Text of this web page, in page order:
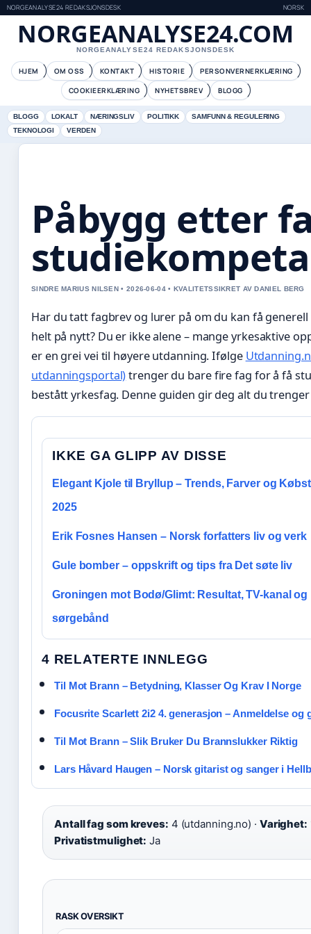
NORGEANALYSE24 REDAKSJONSDESK NORSK
NORGEANALYSE24.COM
NORGEANALYSE24 REDAKSJONSDESK
HJEM OM OSS KONTAKT HISTORIE
PERSONVERNERKLÆRING
COOKIEERKLÆRING
NYHETSBREV BLOGG
BLOGG LOKALT NÆRINGSLIV POLITIKK
SAMFUNN & REGULERING
TEKNOLOGI
VERDEN
Påbygg etter
SINDRE MARIUS NILSEN • 2026-06-04 • KVALITETSSIKRET AV DANIEL BERG
Har du tatt fagbrev og lurer på om du kan få
helt på nytt? Du er ikke alene – mange yrkesaktive
er en grei vei til høyere utdanning. Ifølge
utdanningsportal)trenger du bare fire fag for å få
bestått yrkesfag. Denne guiden gir deg alt du
IKKE GA GLIPP AV DISSE
Elegant Kjole til Bryllup – Trends, Farver og
2025
Erik Fosnes Hansen – Norsk forfatters liv og verk
Gule bomber – oppskrift og tips fra Det søte liv
Groningen mot Bodø/Glimt: Resultat, TV-kanal og
sørgebånd
4 RELATERTE INNLEGG
Til Mot Brann – Betydning, Klasser Og Krav I Norge
Focusrite Scarlett 2i2 4. generasjon – Anmeldelse og
Til Mot Brann – Slik Bruker Du Brannslukker Riktig
Lars Håvard Haugen – Norsk gitarist og sanger i
Antall fag som kreves: 4 (utdanning.no) · Varighet:
Privatistmulighet: Ja
RASK OVERSIKT